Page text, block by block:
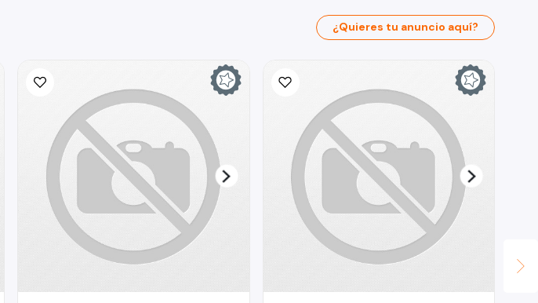
¿Quieres tu anuncio aquí?